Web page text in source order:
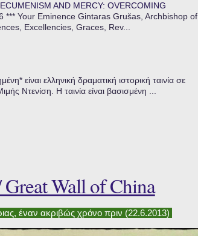
AND MERCY: OVERCOMING
*** Your Eminence Gintaras Grušas, Archbishop of
Excellencies, Graces, Rev...
είναι ελληνική δραματική ιστορική ταινία σε
Ντενίση. Η ταινία είναι βασισμένη ...
Wall of China
έναν ακριβώς χρόνο πριν (22.6.2013)